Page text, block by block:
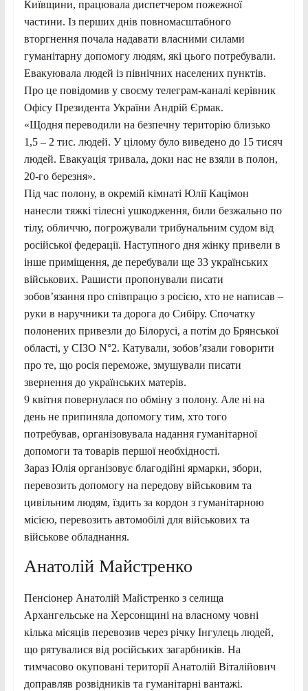
Київщини, працювала диспетчером пожежної
частини. Із перших днів повномасштабного
вторгнення почала надавати власними силами
гуманітарну допомогу людям, які цього потребували.
Евакуювала людей із північних населених пунктів.
Про це повідомив у своєму телеграм-каналі керівник
Офісу Президента України Андрій Єрмак.
«Щодня переводили на безпечну територію близько
1,5 – 2 тис. людей. У цілому було виведено до 15 тисяч
людей. Евакуація тривала, доки нас не взяли в полон,
20-го березня».
Під час полону, в окремій кімнаті Юлії Кацімон
нанесли тяжкі тілесні ушкодження, били безжально по
тілу, обличчю, погрожували трибунальним судом від
російської федерації. Наступного дня жінку привели в
інше приміщення, де перебували ще 33 українських
військових. Рашисти пропонували писати
зобов’язання про співпрацю з росією, хто не написав –
руки в наручники та дорога до Сибіру. Спочатку
полонених привезли до Білорусі, а потім до Брянської
області, у СІЗО N°2. Катували, зобов’язали говорити
про те, що росія переможе, змушували писати
звернення до українських матерів.
9 квітня повернулася по обміну з полону. Але ні на
день не припиняла допомогу тим, хто того
потребував, організовувала надання гуманітарної
допомоги та товарів першої необхідності.
Зараз Юлія організовує благодійні ярмарки, збори,
перевозить допомогу на передову військовим та
цивільним людям, їздить за кордон з гуманітарною
місією, перевозить автомобілі для військових та
військове обладнання.
Анатолій Майстренко
Пенсіонер Анатолій Майстренко з селища
Архангельське на Херсонщині на власному човні
кілька місяців перевозив через річку Інгулець людей,
що рятувалися від російських загарбників. На
тимчасово окуповані території Анатолій Віталійович
доправляв розвідників та гуманітарні вантажі.